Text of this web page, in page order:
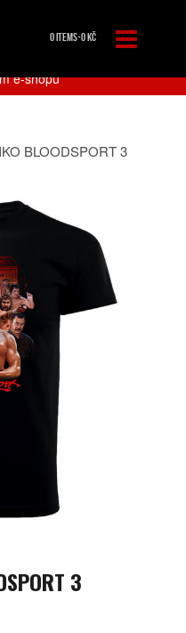
e-shopu
0 ITEMS-0KČ
BLOODSPORT 3
3